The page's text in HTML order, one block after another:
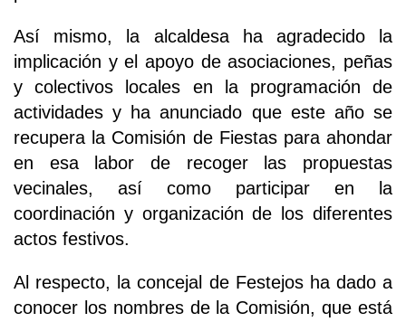
Así mismo, la alcaldesa ha agradecido la
implicación y el apoyo de asociaciones, peñas
y colectivos locales en la programación de
actividades y ha anunciado que este año se
recupera la Comisión de Fiestas para ahondar
en esa labor de recoger las propuestas
vecinales, así como participar en la
coordinación y organización de los diferentes
actos festivos.
Al respecto, la concejal de Festejos ha dado a
conocer los nombres de la Comisión, que está